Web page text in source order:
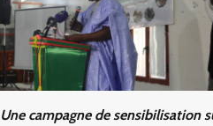
Une campagne de sensibilisation